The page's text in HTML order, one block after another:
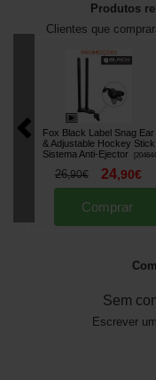
Produtos
Clientes que
Fox Black Label Snag Ear
& Adjustable Hockey Stick
Sistema Anti-Ejector
[
26,90€ 24,90€
Comprar
Sem
Escrever